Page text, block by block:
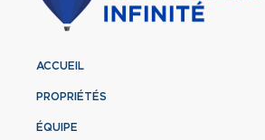
ACCUEIL
PROPRIÉTÉS
ÉQUIPE